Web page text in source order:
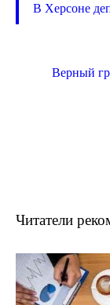
В Херсоне
Верный
Читатели